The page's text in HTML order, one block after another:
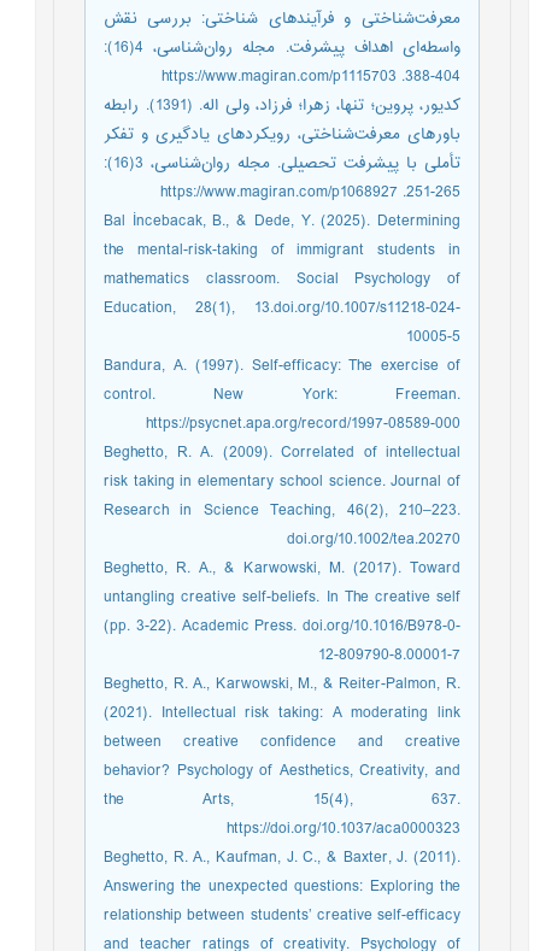
معرفت‌‌شناختی و فرآیندهای شناختی: بررسی نقش
واسطه‌‌ای اهداف پیشرفت. مجله ‌روان‌شناسی، 4(16):
404-388. https://www.magiran.com/p1115703
کدیور، پروین؛ تنها، زهرا؛ فرزاد، ولی اله. (1391). رابطه
باورهای معرفت‌‌شناختی، رویکردهای یادگیری و تفکر
تأملی با پیشرفت تحصیلی. مجله ‌روان‌شناسی، 3(16):
265-251. https://www.magiran.com/p1068927
Bal İncebacak, B., & Dede, Y. (2025). Determining
the mental-risk-taking of immigrant students in
mathematics classroom. Social Psychology of
Education, 28(1), 13.doi.org/10.1007/s11218-024-
10005-5
Bandura, A. (1997). Self-efficacy: The exercise of
control. New York: Freeman.
https://psycnet.apa.org/record/1997-08589-000
Beghetto, R. A. (2009). Correlated of intellectual
risk taking in elementary school science. Journal of
Research in Science Teaching, 46(2), 210–223.
doi.org/10.1002/tea.20270
Beghetto, R. A., & Karwowski, M. (2017). Toward
untangling creative self-beliefs. In The creative self
(pp. 3-22). Academic Press. doi.org/10.1016/B978-0-
12-809790-8.00001-7
Beghetto, R. A., Karwowski, M., & Reiter-Palmon, R.
(2021). Intellectual risk taking: A moderating link
between creative confidence and creative
behavior? Psychology of Aesthetics, Creativity, and
the Arts, 15(4), 637.
https://doi.org/10.1037/aca0000323
Beghetto, R. A., Kaufman, J. C., & Baxter, J. (2011).
Answering the unexpected questions: Exploring the
relationship between students’ creative self-efficacy
and teacher ratings of creativity. Psychology of